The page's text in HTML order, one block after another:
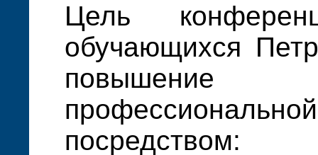
Цель
обучающихся
посредством: